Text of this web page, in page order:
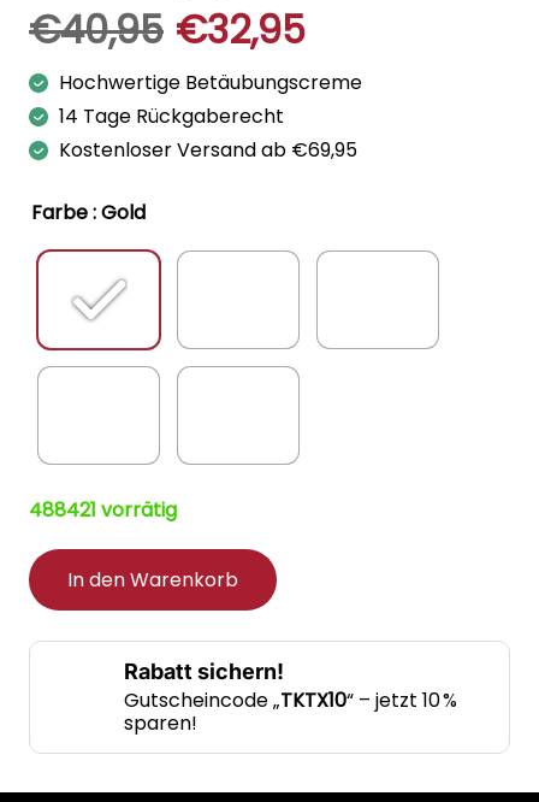
€40,95 €32,95
Hochwertige Betäubungscreme
14 Tage Rückgaberecht
Kostenloser Versand ab €69,95
Farbe: Gold
488421 vorrätig
In den Warenkorb
Rabatt sichern!
Gutscheincode „TKTX10“ – jetzt 10 %
sparen!